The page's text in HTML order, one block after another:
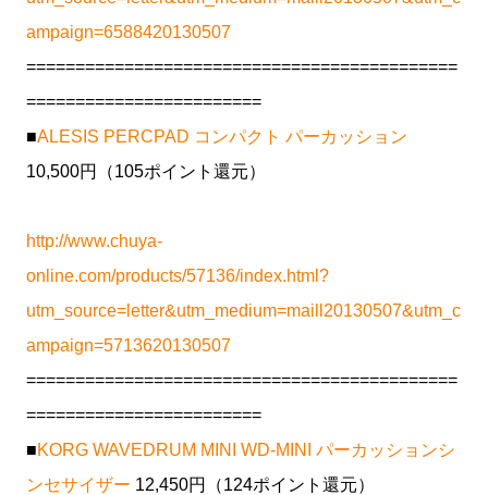
ampaign=6588420130507
============================================
========================
■ALESIS PERCPAD コンパクト パーカッション
10,500円（105ポイント還元）
http://www.chuya-
online.com/products/57136/index.html?
utm_source=letter&utm_medium=maill20130507&utm_c
ampaign=5713620130507
============================================
========================
■KORG WAVEDRUM MINI WD-MINI パーカッションシ
ンセサイザー 12,450円（124ポイント還元）